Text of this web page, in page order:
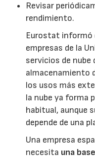
Revisar
rendimiento.
Eurostat informó
empresas de la
servicios de nube
almacenamiento
los usos más
la nube ya forma
habitual, aunque
depende de una
Una empresa
necesita una